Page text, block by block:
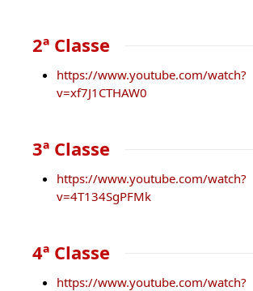
2ª Classe
https://www.youtube.com/watch?
v=xf7J1CTHAW0
3ª Classe
https://www.youtube.com/watch?
v=4T134SgPFMk
4ª Classe
https://www.youtube.com/watch?